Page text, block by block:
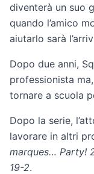
diventerà un suo
quando l’amico
aiutarlo sarà
Dopo due anni,
professionista
tornare a scuola
Dopo la serie,
lavorare in altri
marques… Party!
19-2.